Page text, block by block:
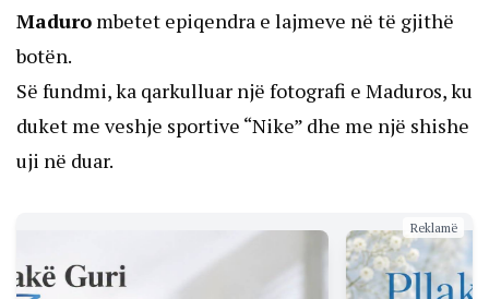
Maduro mbetet epiqendra e lajmeve në të gjithë
botën.
Së fundmi, ka qarkulluar një fotografi e Maduros, ku
duket me veshje sportive “Nike” dhe me një shishe
uji në duar.
Reklamë